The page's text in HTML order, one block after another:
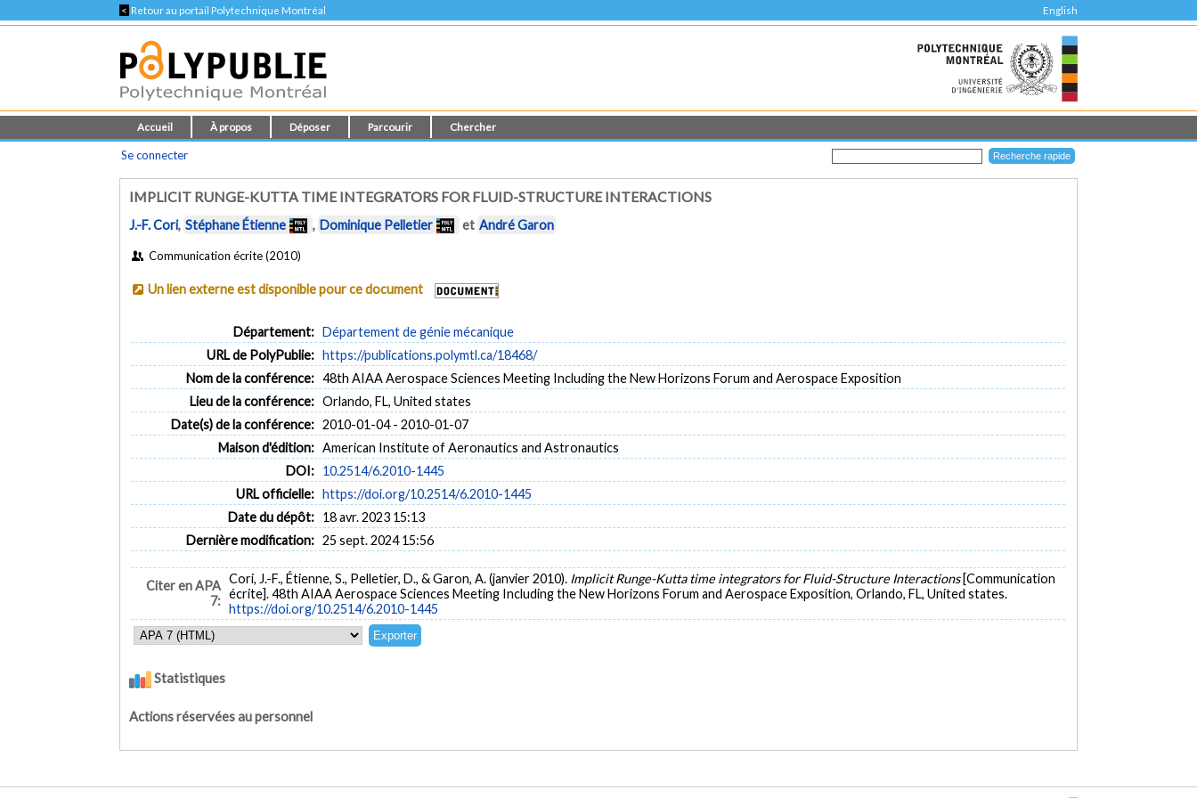
< Retour au portail Polytechnique Montréal English
Accueil À propos Déposer Parcourir Chercher
Se connecter
IMPLICIT RUNGE-KUTTA TIME INTEGRATORS FOR FLUID-STRUCTURE INTERACTIONS
J.-F. Cori, Stéphane Étienne , Dominique Pelletier et André Garon
Communication écrite (2010)
Un lien externe est disponible pour ce document
Département: Département de génie mécanique
URL de PolyPublie: https://publications.polymtl.ca/18468/
Nom de la conférence: 48th AIAA Aerospace Sciences Meeting Including the New Horizons Forum and Aerospace Exposition
Lieu de la conférence: Orlando, FL, United states
Date(s) de la conférence: 2010-01-04 - 2010-01-07
Maison d'édition: American Institute of Aeronautics and Astronautics
DOI: 10.2514/6.2010-1445
URL officielle: https://doi.org/10.2514/6.2010-1445
Date du dépôt: 18 avr. 2023 15:13
Dernière modification: 25 sept. 2024 15:56
Citer en APA
7:
Cori, J.-F., Étienne, S., Pelletier, D., & Garon, A. (janvier 2010). Implicit Runge-Kutta time integrators for Fluid-Structure Interactions [Communication
écrite]. 48th AIAA Aerospace Sciences Meeting Including the New Horizons Forum and Aerospace Exposition, Orlando, FL, United states.
https://doi.org/10.2514/6.2010-1445
Statistiques
Actions réservées au personnel